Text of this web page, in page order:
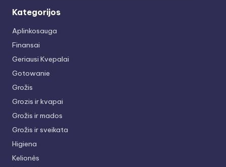
Kategorijos
Aplinkosauga
Finansai
Geriausi Kvepalai
Gotowanie
Grožis
Grozis ir kvapai
Grožis ir mados
Grožis ir sveikata
Higiena
Kelionės